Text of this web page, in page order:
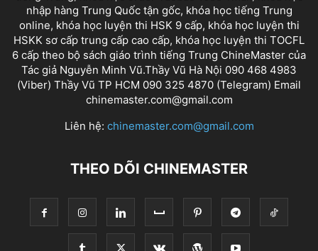
nhập hàng Trung Quốc tận gốc, khóa học tiếng Trung
online, khóa học luyện thi HSK 9 cấp, khóa học luyện thi
HSKK sơ cấp trung cấp cao cấp, khóa học luyện thi TOCFL
6 cấp theo bộ sách giáo trình tiếng Trung ChineMaster của
Tác giả Nguyễn Minh Vũ.Thầy Vũ Hà Nội 090 468 4983
(Viber) Thầy Vũ TP HCM 090 325 4870 (Telegram) Email
chinemaster.com@gmail.com
Liên hệ: chinemaster.com@gmail.com
THEO DÕI CHINEMASTER